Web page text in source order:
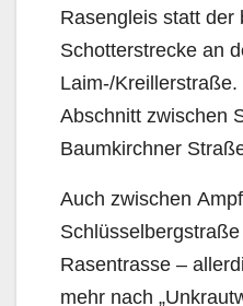
Rasengleis statt der
Schotterstrecke an
Laim-/
Abschnitt zwischen
Baumkirchner
Auch zwischen
Rasentrasse –
mehr nach